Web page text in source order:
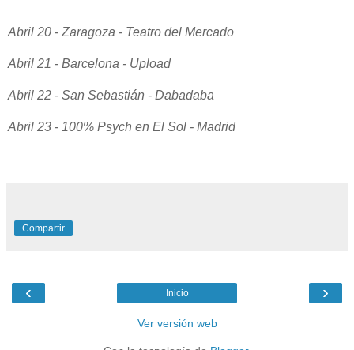
Abril 20 - Zaragoza - Teatro del Mercado
Abril 21 - Barcelona - Upload
Abril 22 - San Sebastián - Dabadaba
Abril 23 - 100% Psych en El Sol - Madrid
Compartir
‹ ›
Inicio
Ver versión web